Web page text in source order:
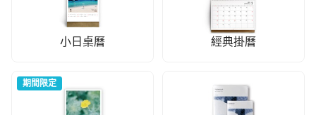
小日桌曆 經典掛曆